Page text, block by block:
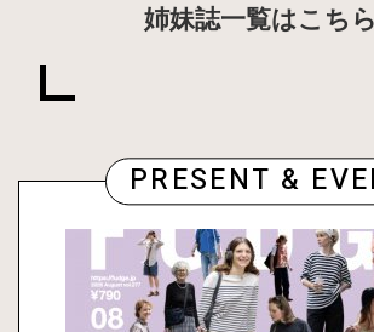
姉妹誌一覧はこちら
PRESENT &